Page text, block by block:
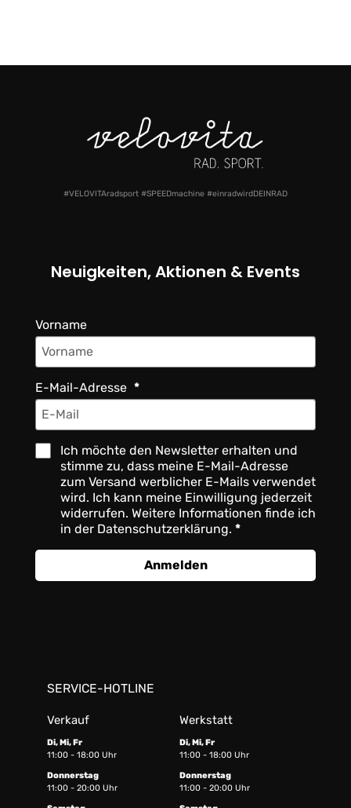
#VELOVITAradsport #SPEEDmachine #einradwirdDEINRAD
Neuigkeiten, Aktionen & Events
Vorname
E-Mail-Adresse
Ich möchte den Newsletter erhalten und
stimme zu, dass meine E-Mail-Adresse
zum Versand werblicher E-Mails verwendet
wird. Ich kann meine Einwilligung jederzeit
widerrufen. Weitere Informationen finde ich
in der Datenschutzerklärung.
Anmelden
SERVICE-HOTLINE
Verkauf Werkstatt
Di, Mi, Fr
11:00 - 18:00 Uhr
Di, Mi, Fr
11:00 - 18:00 Uhr
Donnerstag
11:00 - 20:00 Uhr
Donnerstag
11:00 - 20:00 Uhr